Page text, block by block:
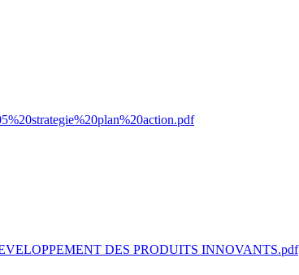
DES PRODUITS INNOVANTS.pdf